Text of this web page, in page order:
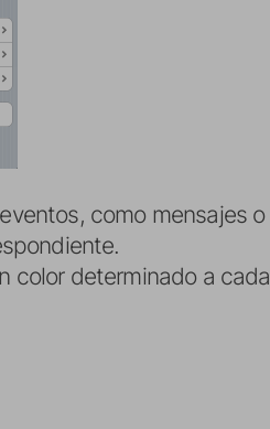
como mensajes o
color determinado a cada